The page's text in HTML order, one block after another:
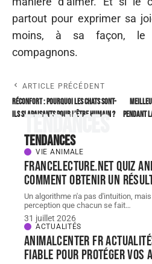
partout pour exprimer sa
moins, à sa façon, le
compagnons.
ARTICLE PRÉCÉDENT
Réconfort : Pourquoi les chats sont-
ils si apaisants pour l’être humain ?
pendant
Tendances
Tendances
VIE ANIMALE
FranceLecture.net quiz
comment obtenir un
Un algorithme n'a pas d'intuition,
perception que chacun se fait…
31 juillet 2026
ACTUALITÉS
AnimalCenter fr
fiable pour protéger vos